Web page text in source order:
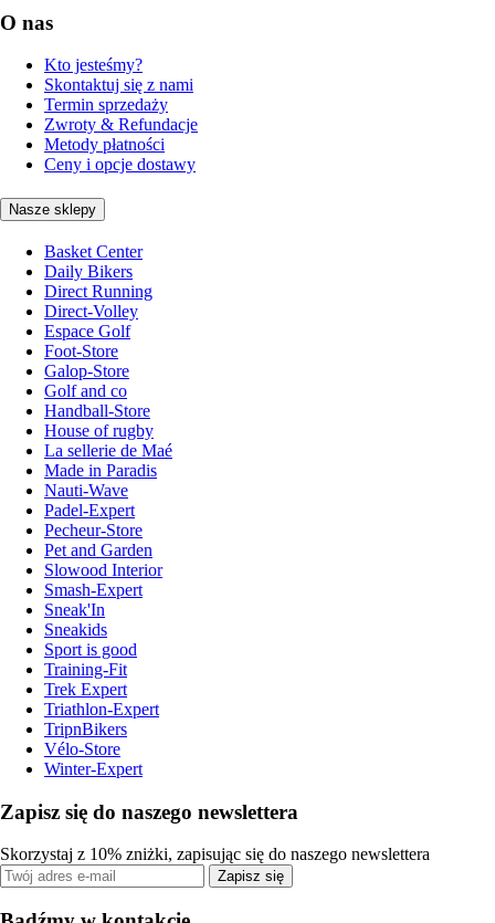
O nas
Kto jesteśmy?
Skontaktuj się z nami
Termin sprzedaży
Zwroty & Refundacje
Metody płatności
Ceny i opcje dostawy
Nasze sklepy
Basket Center
Daily Bikers
Direct Running
Direct-Volley
Espace Golf
Foot-Store
Galop-Store
Golf and co
Handball-Store
House of rugby
La sellerie de Maé
Made in Paradis
Nauti-Wave
Padel-Expert
Pecheur-Store
Pet and Garden
Slowood Interior
Smash-Expert
Sneak'In
Sneakids
Sport is good
Training-Fit
Trek Expert
Triathlon-Expert
TripnBikers
Vélo-Store
Winter-Expert
Zapisz się do naszego newslettera
Skorzystaj z 10% zniżki, zapisując się do naszego newslettera
Zapisz się